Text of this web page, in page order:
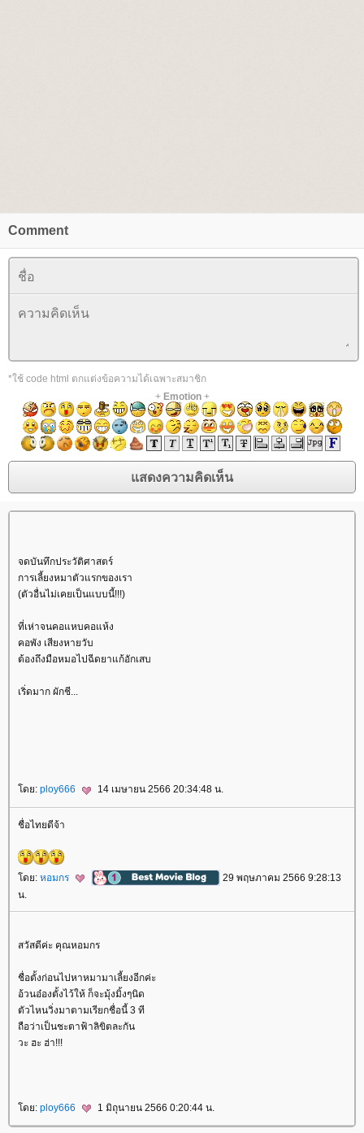
Comment
*ใช้ code html ตกแต่งข้อความได้เฉพาะสมาชิก
+ Emotion+
จดบันทึกประวัติศาสตร์
การเลี้ยงหมาตัวแรกของเรา
(ตัวอื่นไม่เคยเป็นแบบนี้!!!)
ที่เห่าจนคอแหบคอแห้ง
คอพัง เสียงหายวับ
ต้องถึงมือหมอไปฉีดยาแก้อักเสบ
เริ่ดมาก ผักชี...
ดย: ploy666 14 เมษายน 2566 20:34:48 น.
ชื่อไทยดีจ้า
ดย: หอมกร
29 พฤษภาคม 2566 9:28:13
น.
สวัสดีค่ะ คุณหอมกร
ชื่อตั้งก่อนไปหาหมามาเลี้ยงอีกค่ะ
อ้วนอ๋องตั้งไว้ให้ ก็จะมุ้งมิ้งๆนิด
ตัวไหนวิ่งมาตามเรียกชื่อนี้ 3 ที
ถือว่าเป็นชะตาฟ้าลิขิตละกัน
วะ ฮะ ฮ่า!!!
ดย: ploy666 1 มิถุนายน 2566 0:20:44 น.